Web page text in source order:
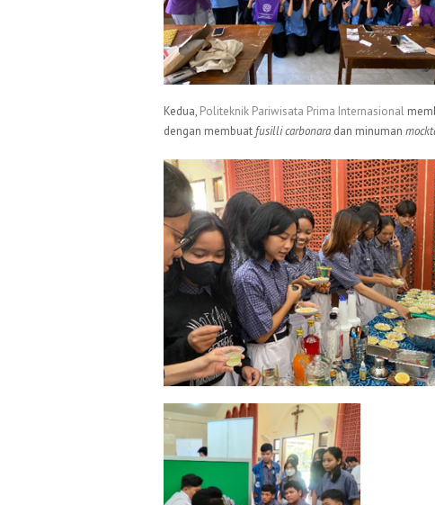
Kedua, Politeknik Pariwisata Prima Internasional
dengan membuat fusilli carbonara dan minuman